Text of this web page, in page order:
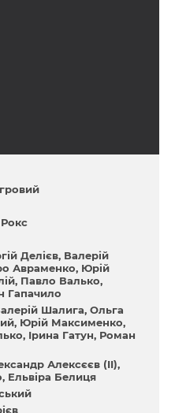
Делієв Валерій
Авраменко Юрій
Павло Валько
Гапачило
Шалига Ольга
Юрій Максименко
Ірина Гатун Роман
Алексєєв (II)
Ельвіра Белиця